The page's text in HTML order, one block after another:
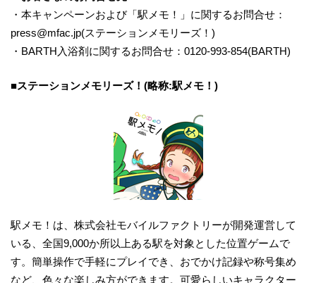
・本キャンペーンおよび「駅メモ！」に関するお問合せ：
press@mfac.jp(ステーションメモリーズ！)
・BARTH入浴剤に関するお問合せ：0120-993-854(BARTH)
■ステーションメモリーズ！(略称:駅メモ！)
駅メモ！は、株式会社モバイルファクトリーが開発運営して
いる、全国9,000か所以上ある駅を対象とした位置ゲームで
す。簡単操作で手軽にプレイでき、おでかけ記録や称号集め
など、色々な楽しみ方ができます。可愛らしいキャラクター